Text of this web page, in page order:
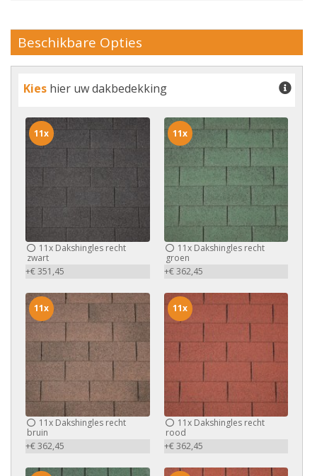
Beschikbare Opties
Kies hier uw dakbedekking
11x Dakshingles recht
zwart
+€ 351,45
11x
11xDakshingles recht
groen
+€ 362,45
11x
11x Dakshingles recht
bruin
+€ 362,45
11x
11xDakshingles recht
rood
+€ 362,45
11x